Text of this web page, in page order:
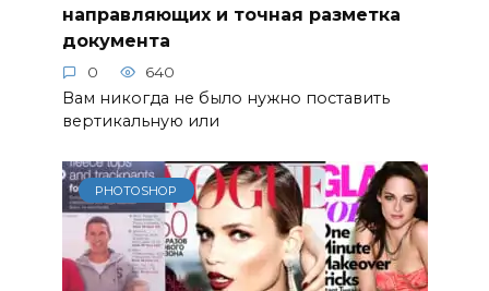
направляющих и точная разметка
документа
0 640
Вам никогда не было нужно поставить
вертикальную или
PHOTOSHOP